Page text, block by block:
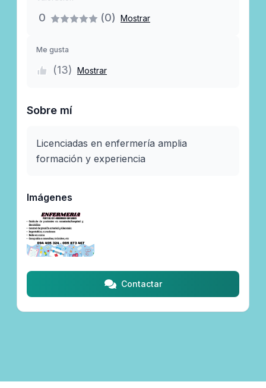
0 (0) Mostrar
Me gusta
(13) Mostrar
Sobre mí
Licenciadas en enfermería amplia
formación y experiencia
Imágenes
Contactar